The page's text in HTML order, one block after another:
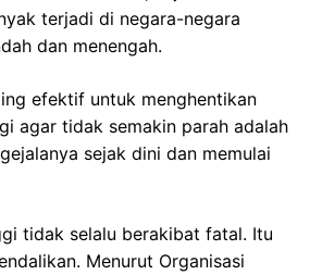
terjadi di negara-negara
dan menengah.
efektif untuk menghentikan
agar tidak semakin parah adalah
sejak dini dan memulai
tidak selalu berakibat fatal. Itu
Menurut Organisasi